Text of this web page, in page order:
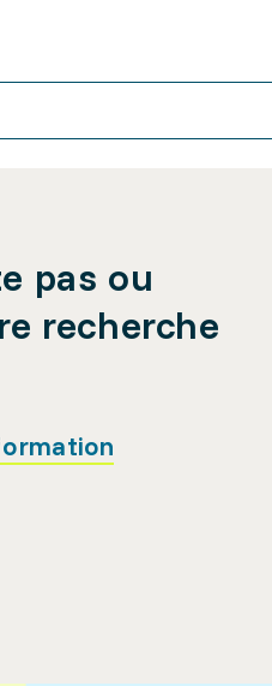
pas ou
recherche